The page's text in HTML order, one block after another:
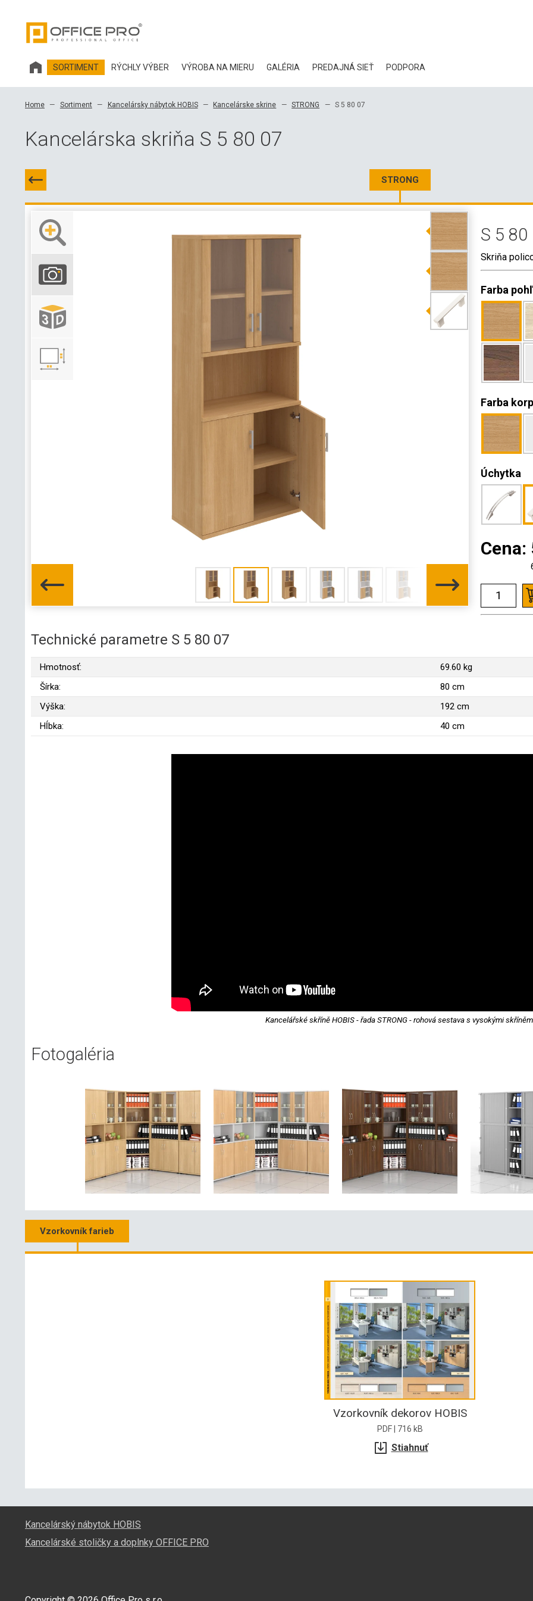
SORTIMENT RÝCHLY VÝBER VÝROBA NA MIERU GALÉRIA PREDAJNÁ SIEŤ PODPORA
BLOG
NA STIAHNUTIE
3D DATA
VEĽKOOBCHODNÉ KONTAKTY
Home Sortiment Kancelársky nábytok HOBIS Kancelárske skrine STRONG S 5 80 07
Kancelárska skriňa S 5 80 07
STRONG
S 5 80
Skriňa
Farba
Farba
Úchytka
Cena:
Technické parametre S 5 80 07
Hmotnosť:
69.60 kg
Šírka:
80 cm
Výška:
192 cm
Hĺbka:
40 cm
Kancelářské skříně HOBIS - řada STRONG - rohová sestava s vysokými
Fotogaléria
Vzorkovník farieb
Vzorkovník dekorov HOBIS
PDF | 716 kB
Stiahnuť
Kancelárský nábytok HOBIS
Kancelárské stoličky a doplnky OFFICE PRO